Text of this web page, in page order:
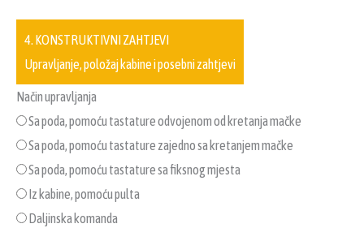
4. KONSTRUKTIVNI ZAHTJEVI
Upravljanje, položaj kabine i posebni zahtjevi
Način upravljanja
Sa poda, pomoću tastature odvojenom od kretanja mačke
Sa poda, pomoću tastature zajedno sa kretanjem mačke
Sa poda, pomoću tastature sa fiksnog mjesta
Iz kabine, pomoću pulta
Daljinska komanda